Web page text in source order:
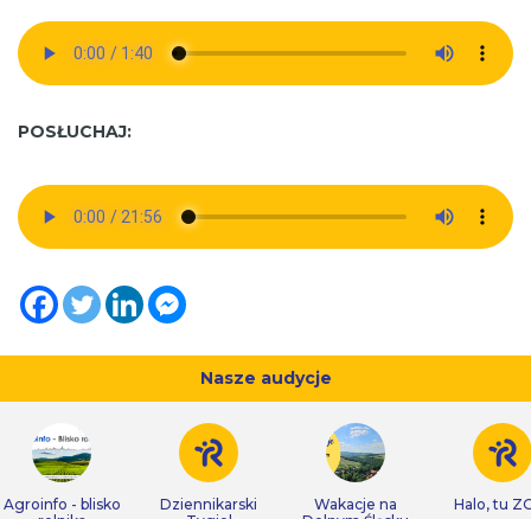
POSŁUCHAJ:
Nasze audycje
Agroinfo - blisko
Dziennikarski
Wakacje na
Halo, tu